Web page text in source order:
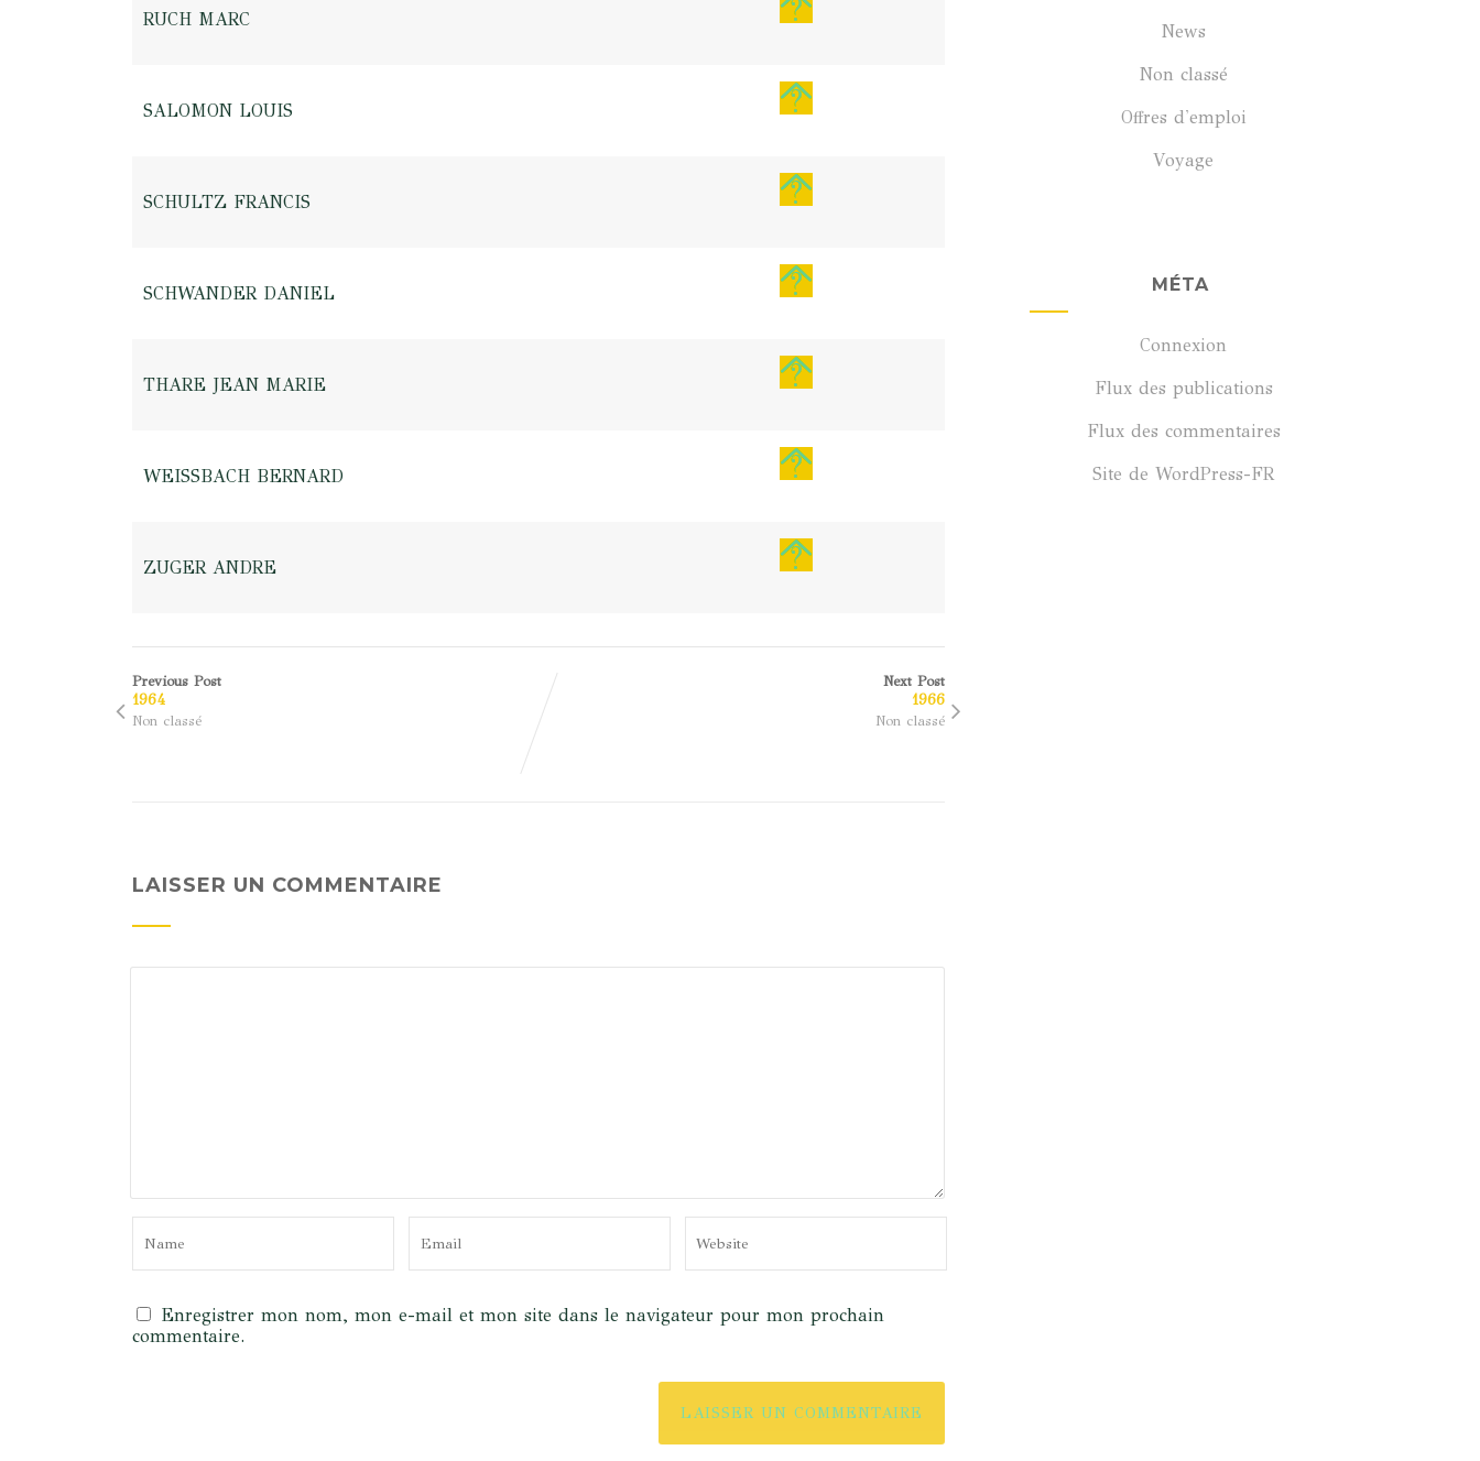
RUCH MARC
SALOMON LOUIS
SCHULTZ FRANCIS
SCHWANDER DANIEL
THARE JEAN MARIE
WEISSBACH BERNARD
ZUGER ANDRE
Previous Post
1964
Non classé
Next Post
1966
Non classé
LAISSER UN COMMENTAIRE
Enregistrer mon nom, mon e-mail et mon site dans le navigateur pour mon prochain
commentaire.
News
Non classé
Offres d'emploi
Voyage
MÉTA
Connexion
Flux des publications
Flux des commentaires
Site de WordPress-FR